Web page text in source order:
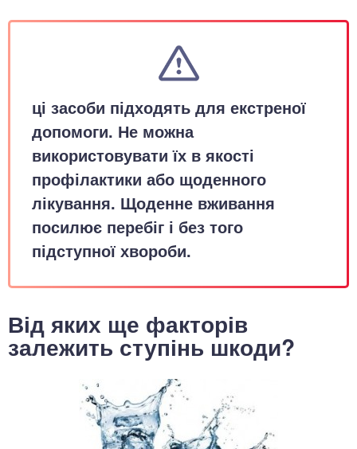
ці засоби підходять для екстреної
допомоги. Не можна
використовувати їх в якості
профілактики або щоденного
лікування. Щоденне вживання
посилює перебіг і без того
підступної хвороби.
Від яких ще факторів
залежить ступінь шкоди?